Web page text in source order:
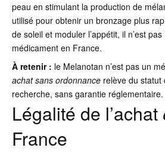
peau en stimulant la production de
utilisé pour obtenir un bronzage plus
de soleil et moduler l’appétit, il n’est
médicament en France.
À retenir : le Melanotan n’est pas un
achat sans ordonnance relève du statut
recherche, sans garantie réglementaire.
Légalité de l’achat
France